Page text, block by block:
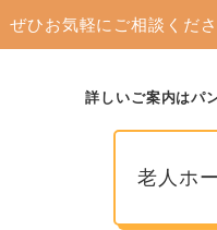
ぜひお気軽にご相談くださ
詳しいご案内はパ
老人ホ